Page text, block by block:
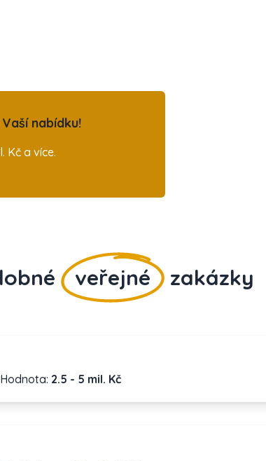
nabídku!
Kč a více.
veřejné zakázky
Hodnota: 2.5 - 5 mil. Kč